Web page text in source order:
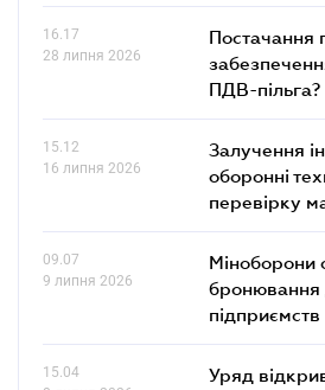
16.17
28 липня 2026
Постачання
ПДВ-пільга?
15.12
16 липня 2026
Залучення
оборонні
перевірку
09.07
9 липня 2026
Міноборони
бронювання
підприємств
15.04
Уряд